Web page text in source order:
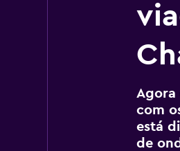
Agora
com
está
de